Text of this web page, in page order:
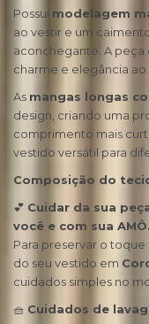
Possui modelagem
ao vestir e um
aconchegante. A peça
charme e elegância ao
As mangas longas
design, criando uma
comprimento mais
vestido versátil para
Composição do
💕 Cuidar da sua
você e com sua AMÔ.
Para preservar o
do seu vestido em
cuidados simples no
🧺 Cuidados de